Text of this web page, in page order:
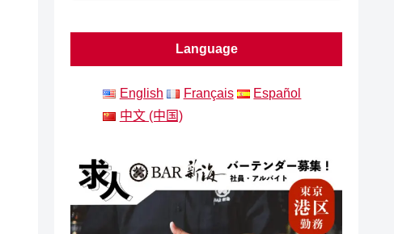
Language
English Français
Español
中文 (中国)